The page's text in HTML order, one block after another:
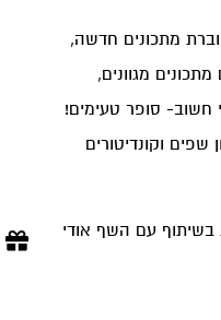
מתכונים חדשה,
מגוונים,
חשוב- סופר טעימים!
שפים וקונדיטורים
בשיתוף עם השף אודי